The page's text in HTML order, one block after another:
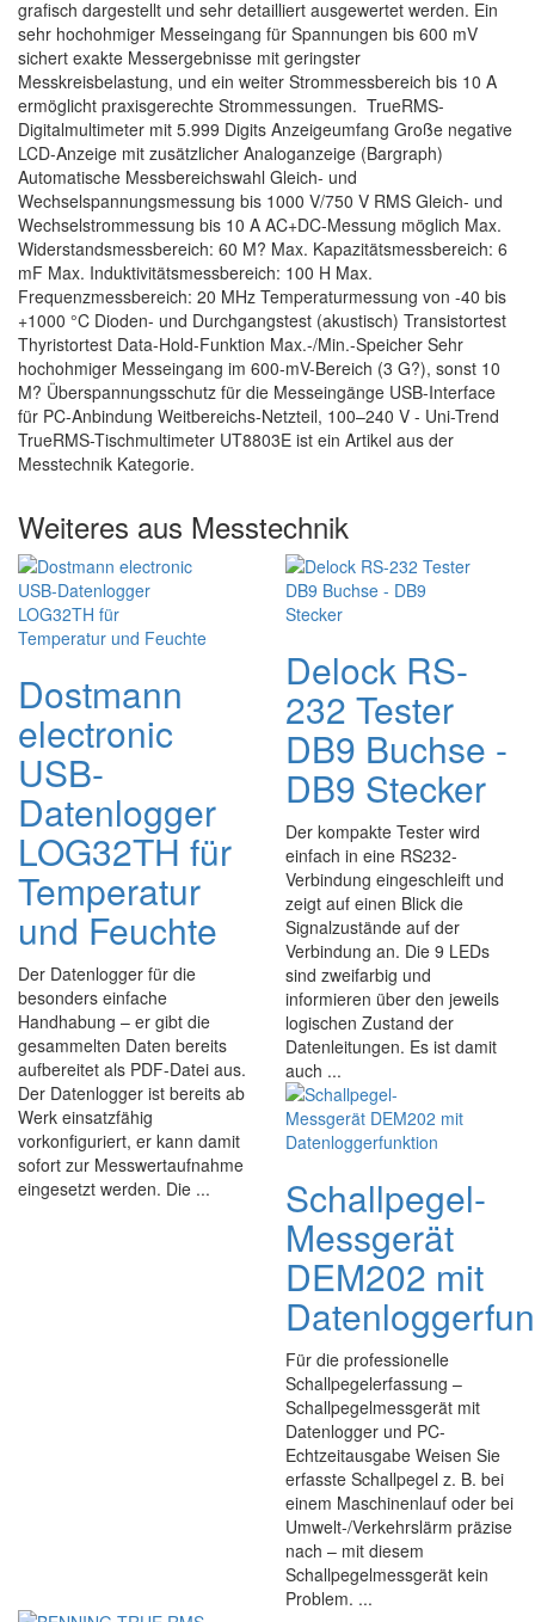
grafisch dargestellt und sehr detailliert ausgewertet werden. Ein
sehr hochohmiger Messeingang für Spannungen bis 600 mV
sichert exakte Messergebnisse mit geringster
Messkreisbelastung, und ein weiter Strommessbereich bis 10 A
ermöglicht praxisgerechte Strommessungen. TrueRMS-
Digitalmultimeter mit 5.999 Digits Anzeigeumfang Große negative
LCD-Anzeige mit zusätzlicher Analoganzeige (Bargraph)
Automatische Messbereichswahl Gleich- und
Wechselspannungsmessung bis 1000 V/750 V RMS Gleich- und
Wechselstrommessung bis 10 A AC+DC-Messung möglich Max.
Widerstandsmessbereich: 60 M? Max. Kapazitätsmessbereich: 6
mF Max. Induktivitätsmessbereich: 100 H Max.
Frequenzmessbereich: 20 MHz Temperaturmessung von -40 bis
+1000 °C Dioden- und Durchgangstest (akustisch) Transistortest
Thyristortest Data-Hold-Funktion Max.-/Min.-Speicher Sehr
hochohmiger Messeingang im 600-mV-Bereich (3 G?), sonst 10
M? Überspannungsschutz für die Messeingänge USB-Interface
für PC-Anbindung Weitbereichs-Netzteil, 100–240 V - Uni-Trend
TrueRMS-Tischmultimeter UT8803E ist ein Artikel aus der
Messtechnik Kategorie.
Weiteres aus Messtechnik
Dostmann
electronic
USB-
Datenlogger
LOG32TH für
Temperatur
und Feuchte
Der Datenlogger für die
besonders einfache
Handhabung – er gibt die
gesammelten Daten bereits
aufbereitet als PDF-Datei aus.
Der Datenlogger ist bereits ab
Werk einsatzfähig
vorkonfiguriert, er kann damit
sofort zur Messwertaufnahme
eingesetzt werden. Die ...
Delock RS-
232 Tester
DB9 Buchse -
DB9 Stecker
Der kompakte Tester wird
einfach in eine RS232-
Verbindung eingeschleift und
zeigt auf einen Blick die
Signalzustände auf der
Verbindung an. Die 9 LEDs
sind zweifarbig und
informieren über den jeweils
logischen Zustand der
Datenleitungen. Es ist damit
auch ...
Schallpegel-
Messgerät
DEM202 mit
Für die professionelle
Schallpegelerfassung –
Schallpegelmessgerät mit
Datenlogger und PC-
Echtzeitausgabe Weisen Sie
erfasste Schallpegel z. B. bei
einem Maschinenlauf oder bei
Umwelt-/Verkehrslärm präzise
nach – mit diesem
Schallpegelmessgerät kein
Problem. ...